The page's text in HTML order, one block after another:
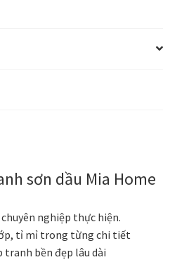
sơn dầu Mia Home
nghiệp thực hiện.
tỉ mỉ trong từng chi tiết
tranh bền đẹp lâu dài